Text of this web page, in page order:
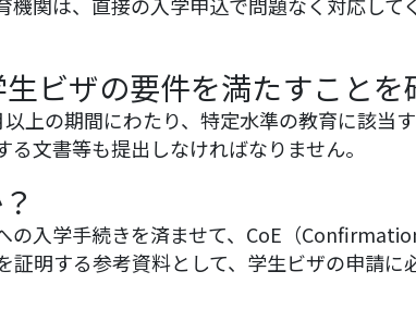
ビザの要件を満たすことを
上の期間にわたり、特定水準の教育に該
文書等も提出しなければなりません。
の入学手続きを済ませて、CoE（
明する参考資料として、学生ビザの申請に